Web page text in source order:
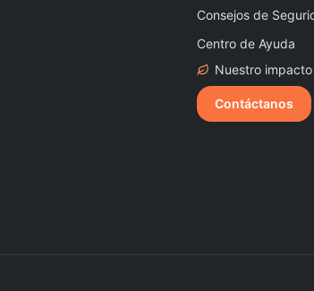
Consejos de
Centro de Ayuda
Nuestro
Contáctanos